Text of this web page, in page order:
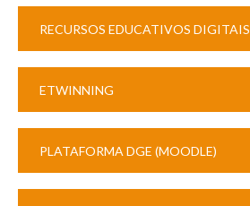
RECURSOS EDUCATIVOS DIGITAIS
ETWINNING
PLATAFORMA DGE (MOODLE)